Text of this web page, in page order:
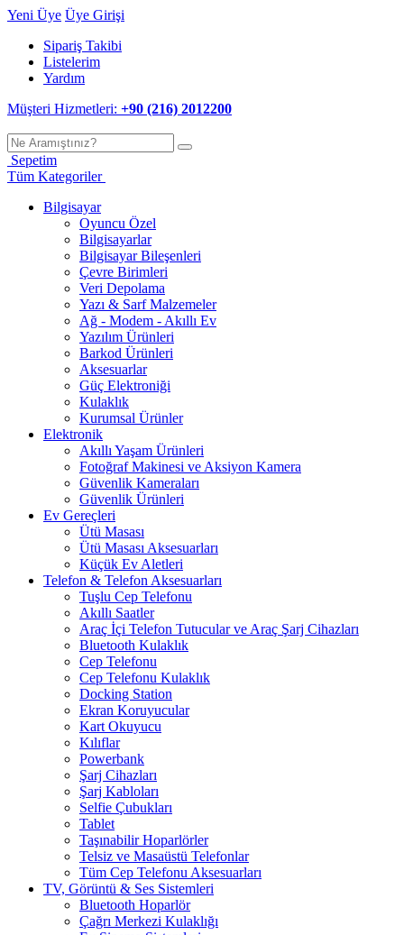
Yeni Üye Üye Girişi
Sipariş Takibi
Listelerim
Yardım
Müşteri Hizmetleri: +90 (216) 2012200
Sepetim
Tüm Kategoriler
Bilgisayar
Oyuncu Özel
Bilgisayarlar
Bilgisayar Bileşenleri
Çevre Birimleri
Veri Depolama
Yazı & Sarf Malzemeler
Ağ - Modem - Akıllı Ev
Yazılım Ürünleri
Barkod Ürünleri
Aksesuarlar
Güç Elektroniği
Kulaklık
Kurumsal Ürünler
Elektronik
Akıllı Yaşam Ürünleri
Fotoğraf Makinesi ve Aksiyon Kamera
Güvenlik Kameraları
Güvenlik Ürünleri
Ev Gereçleri
Ütü Masası
Ütü Masası Aksesuarları
Küçük Ev Aletleri
Telefon & Telefon Aksesuarları
Tuşlu Cep Telefonu
Akıllı Saatler
Araç İçi Telefon Tutucular ve Araç Şarj Cihazları
Bluetooth Kulaklık
Cep Telefonu
Cep Telefonu Kulaklık
Docking Station
Ekran Koruyucular
Kart Okuyucu
Kılıflar
Powerbank
Şarj Cihazları
Şarj Kabloları
Selfie Çubukları
Tablet
Taşınabilir Hoparlörler
Telsiz ve Masaüstü Telefonlar
Tüm Cep Telefonu Aksesuarları
TV, Görüntü & Ses Sistemleri
Bluetooth Hoparlör
Çağrı Merkezi Kulaklığı